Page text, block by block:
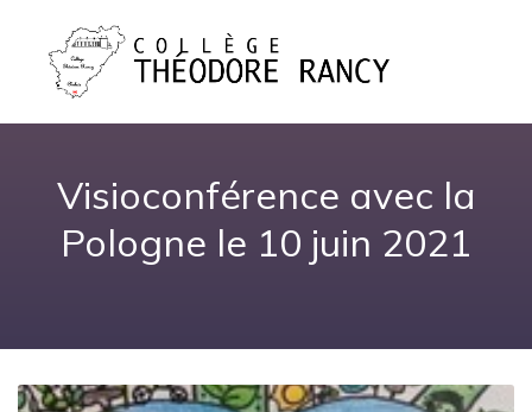
Visioconférence avec la
Pologne le 10 juin 2021